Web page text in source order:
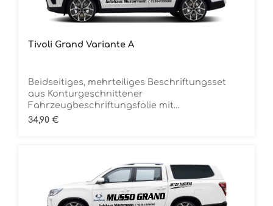
Tivoli Grand Variante A
Beidseitiges, mehrteiliges Beschriftungsset
aus Konturgeschnittener
Fahrzeugbeschriftungsfolie mit
ÜbertragungstapeDie Folie ist Rückstandsfrei
Regulärer Preis:
34,90 €